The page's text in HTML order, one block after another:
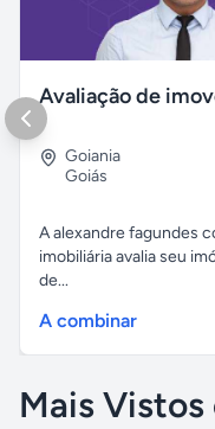
Avaliação de
Goiania
Goiás
A alexandre fagundes
imobiliária avalia seu
de...
A combinar
Mais